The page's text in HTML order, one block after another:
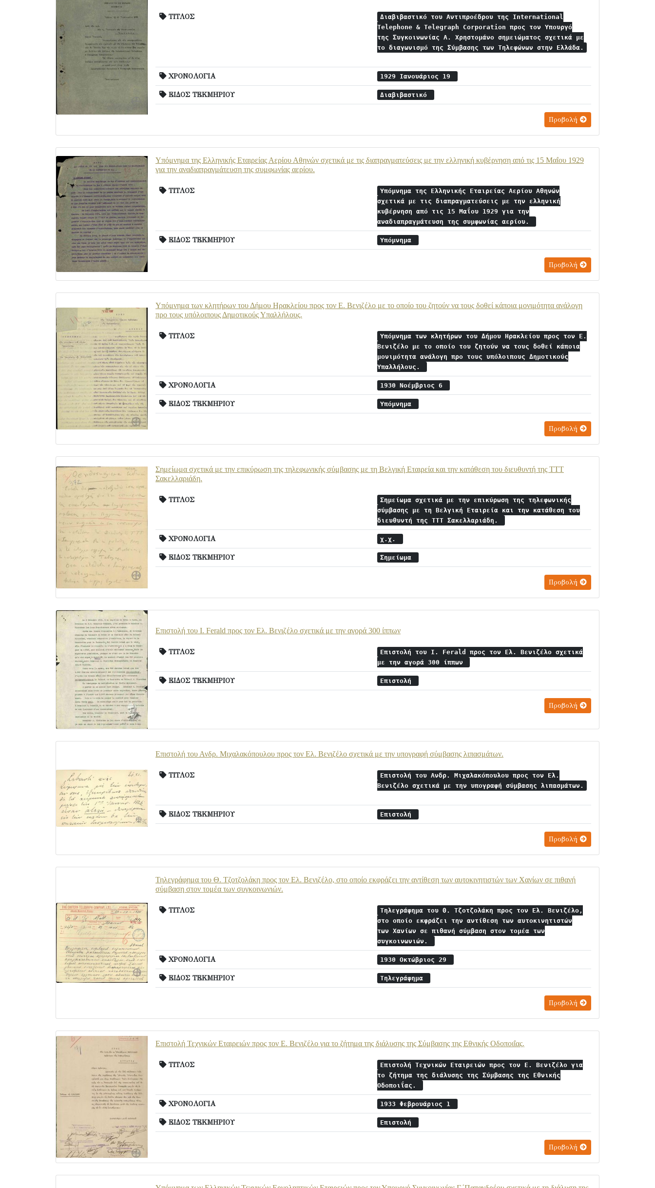
ΤΙΤΛΟΣ
Διαβιβαστικό του Αντιπροέδρου της International
Telephone & Telegraph Corporation προς τον Υπουργό
της Συγκοινωνίας Α. Χρηστομάνο σημειώματος σχετικά με
το διαγωνισμό της Σύμβασης των Τηλεφώνων στην Ελλάδα.
ΧΡΟΝΟΛΟΓΙΑ 1929 Ιανουάριος 19
ΕΙΔΟΣ ΤΕΚΜΗΡΙΟΥ Διαβιβαστικό
Προβολή
Υπόμνημα της Eλληνικής Εταιρείας Αερίου Αθηνών σχετικά με τις διαπραγματεύσεις με την ελληνική κυβέρνηση από τις 15 Μαΐου 1929
για την αναδιαπραγμάτευση της συμφωνίας αερίου.
ΤΙΤΛΟΣ
Υπόμνημα της Eλληνικής Εταιρείας Αερίου Αθηνών
σχετικά με τις διαπραγματεύσεις με την ελληνική
κυβέρνηση από τις 15 Μαΐου 1929 για την
αναδιαπραγμάτευση της συμφωνίας αερίου.
ΕΙΔΟΣ ΤΕΚΜΗΡΙΟΥ Υπόμνημα
Προβολή
Υπόμνημα των κλητήρων του Δήμου Ηρακλείου προς τον Ε. Βενιζέλο με το οποίο του ζητούν να τους δοθεί κάποια μονιμότητα ανάλογη
προ τους υπόλοιπους Δημοτικούς Υπαλλήλους.
ΤΙΤΛΟΣ
Υπόμνημα των κλητήρων του Δήμου Ηρακλείου προς τον Ε.
Βενιζέλο με το οποίο του ζητούν να τους δοθεί κάποια
μονιμότητα ανάλογη προ τους υπόλοιπους Δημοτικούς
Υπαλλήλους.
ΧΡΟΝΟΛΟΓΙΑ 1930 Νοέμβριος 6
ΕΙΔΟΣ ΤΕΚΜΗΡΙΟΥ Υπόμνημα
Προβολή
Σημείωμα σχετικά με την επικύρωση της τηλεφωνικής σύμβασης με τη Βελγική Εταιρεία και την κατάθεση του διευθυντή της ΤΤΤ
Σακελλαριάδη.
ΤΙΤΛΟΣ
Σημείωμα σχετικά με την επικύρωση της τηλεφωνικής
σύμβασης με τη Βελγική Εταιρεία και την κατάθεση του
διευθυντή της ΤΤΤ Σακελλαριάδη.
ΧΡΟΝΟΛΟΓΙΑ χ.χ.
ΕΙΔΟΣ ΤΕΚΜΗΡΙΟΥ Σημείωμα
Προβολή
Επιστολή του I. Ferald προς τον Ελ. Βενιζέλο σχετικά με την αγορά 300 ίππων
ΤΙΤΛΟΣ
Επιστολή του I. Ferald προς τον Ελ. Βενιζέλο σχετικά
με την αγορά 300 ίππων
ΕΙΔΟΣ ΤΕΚΜΗΡΙΟΥ Επιστολή
Προβολή
Επιστολή του Ανδρ. Μιχαλακόπουλου προς τον Ελ. Βενιζέλο σχετικά με την υπογραφή σύμβασης λιπασμάτων.
ΤΙΤΛΟΣ
Επιστολή του Ανδρ. Μιχαλακόπουλου προς τον Ελ.
Βενιζέλο σχετικά με την υπογραφή σύμβασης λιπασμάτων.
ΕΙΔΟΣ ΤΕΚΜΗΡΙΟΥ Επιστολή
Προβολή
Τηλεγράφημα του Θ. Τζοτζολάκη προς τον Ελ. Βενιζέλο, στο οποίο εκφράζει την αντίθεση των αυτοκινητιστών των Χανίων σε πιθανή
σύμβαση στον τομέα των συγκοινωνιών.
ΤΙΤΛΟΣ
Τηλεγράφημα του Θ. Τζοτζολάκη προς τον Ελ. Βενιζέλο,
στο οποίο εκφράζει την αντίθεση των αυτοκινητιστών
των Χανίων σε πιθανή σύμβαση στον τομέα των
συγκοινωνιών.
ΧΡΟΝΟΛΟΓΙΑ 1930 Οκτώβριος 29
ΕΙΔΟΣ ΤΕΚΜΗΡΙΟΥ Τηλεγράφημα
Προβολή
Επιστολή Τεχνικών Εταιρειών προς τον Ε. Βενιζέλο για το ζήτημα της διάλυσης της Σύμβασης της Εθνικής Οδοποιΐας.
ΤΙΤΛΟΣ
Επιστολή Τεχνικών Εταιρειών προς τον Ε. Βενιζέλο για
το ζήτημα της διάλυσης της Σύμβασης της Εθνικής
Οδοποιΐας.
ΧΡΟΝΟΛΟΓΙΑ 1933 Φεβρουάριος 1
ΕΙΔΟΣ ΤΕΚΜΗΡΙΟΥ Επιστολή
Προβολή